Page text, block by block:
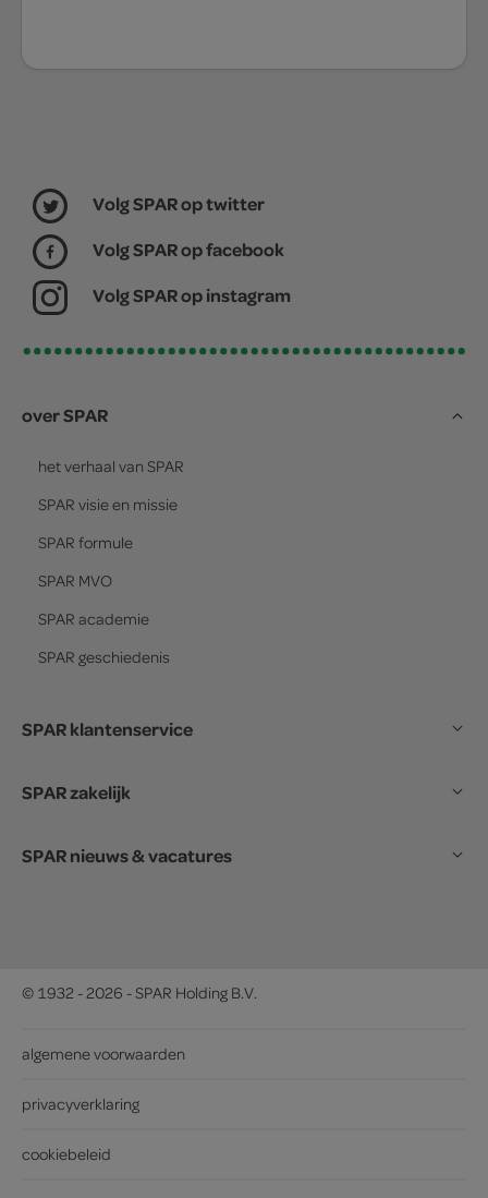
Volg SPAR op twitter
Volg SPAR op facebook
Volg SPAR op instagram
over SPAR
het verhaal van SPAR
SPAR visie en missie
SPAR formule
SPAR MVO
SPAR academie
SPAR geschiedenis
SPAR klantenservice
SPAR zakelijk
SPAR nieuws & vacatures
© 1932 - 2026 - SPAR Holding B.V.
algemene voorwaarden
privacyverklaring
cookiebeleid